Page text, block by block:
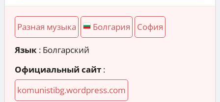
Разная музыка Болгария София
Язык : Болгарский
Официальный сайт :
komunistibg.wordpress.com